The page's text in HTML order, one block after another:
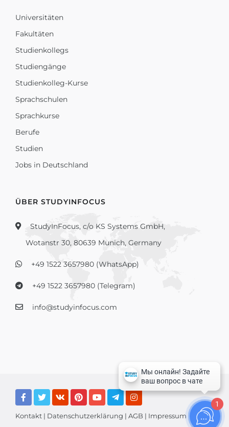
Universitäten
Fakultäten
Studienkollegs
Studiengänge
Studienkolleg-Kurse
Sprachschulen
Sprachkurse
Berufe
Studien
Jobs in Deutschland
ÜBER STUDYINFOCUS
StudyInFocus, c/o KS Systems GmbH,
Wotanstr 30, 80639 Munich, Germany
+49 1522 3657980 (WhatsApp)
+49 1522 3657980 (Telegram)
info@studyinfocus.com
Kontakt | Datenschutzerklärung | AGB | Impressum
1